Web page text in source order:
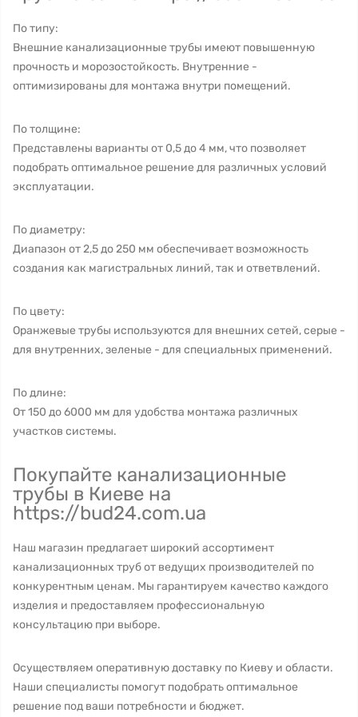
По типу:
Внешние канализационные трубы имеют повышенную
прочность и морозостойкость. Внутренние -
оптимизированы для монтажа внутри помещений.
По толщине:
Представлены варианты от 0,5 до 4 мм, что позволяет
подобрать оптимальное решение для различных условий
эксплуатации.
По диаметру:
Диапазон от 2,5 до 250 мм обеспечивает возможность
создания как магистральных линий, так и ответвлений.
По цвету:
Оранжевые трубы используются для внешних сетей, серые -
для внутренних, зеленые - для специальных применений.
По длине:
От 150 до 6000 мм для удобства монтажа различных
участков системы.
Покупайте канализационные
трубы в Киеве на
https://bud24.com.ua
Наш магазин предлагает широкий ассортимент
канализационных труб от ведущих производителей по
конкурентным ценам. Мы гарантируем качество каждого
изделия и предоставляем профессиональную
консультацию при выборе.
Осуществляем оперативную доставку по Киеву и области.
Наши специалисты помогут подобрать оптимальное
решение под ваши потребности и бюджет.